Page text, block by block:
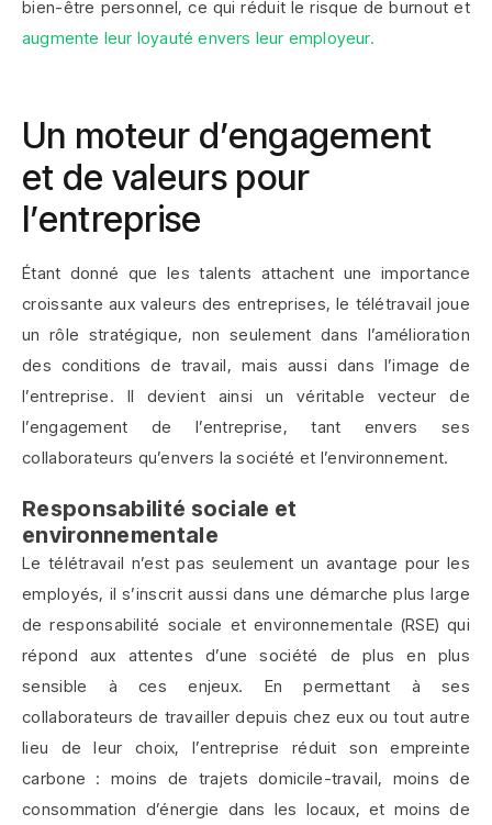
bien-être personnel, ce qui réduit le risque de burnout et
augmente leur loyauté envers leur employeur.
Un moteur d’engagement
et de valeurs pour
l’entreprise
Étant donné que les talents attachent une importance
croissante aux valeurs des entreprises, le télétravail joue
un rôle stratégique, non seulement dans l’amélioration
des conditions de travail, mais aussi dans l’image de
l’entreprise. Il devient ainsi un véritable vecteur de
l’engagement de l’entreprise, tant envers ses
collaborateurs qu’envers la société et l’environnement.
Responsabilité sociale et
environnementale
Le télétravail n’est pas seulement un avantage pour les
employés, il s’inscrit aussi dans une démarche plus large
de responsabilité sociale et environnementale (RSE) qui
répond aux attentes d’une société de plus en plus
sensible à ces enjeux. En permettant à ses
collaborateurs de travailler depuis chez eux ou tout autre
lieu de leur choix, l’entreprise réduit son empreinte
carbone : moins de trajets domicile-travail, moins de
consommation d’énergie dans les locaux, et moins de